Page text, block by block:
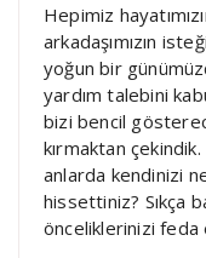
Hepimiz
arkadaşımızın
yoğun bir
yardım talebini
bizi bencil
kırmaktan
anlarda kendinizi
hissettiniz? Sıkça
önceliklerinizi